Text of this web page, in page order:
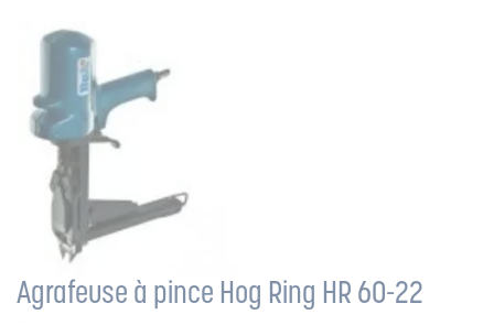
Agrafeuse à pince Hog Ring HR 60-22